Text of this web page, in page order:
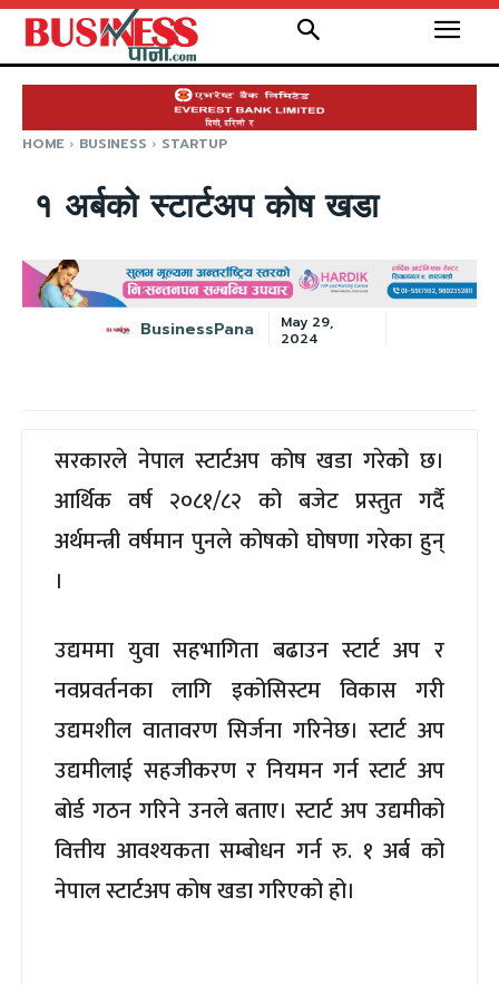
HOME BUSINESS STARTUP
१ अर्बको स्टार्टअप कोष खडा
BusinessPana
May 29,
2024
सरकारले नेपाल स्टार्टअप कोष खडा गरेको छ।
आर्थिक वर्ष २०८१/८२ को बजेट प्रस्तुत गर्दै
अर्थमन्त्री वर्षमान पुनले कोषको घोषणा गरेका हुन्
।
उद्यममा युवा सहभागिता बढाउन स्टार्ट अप र
नवप्रवर्तनका लागि इकोसिस्टम विकास गरी
उद्यमशील वातावरण सिर्जना गरिनेछ। स्टार्ट अप
उद्यमीलाई सहजीकरण र नियमन गर्न स्टार्ट अप
बोर्ड गठन गरिने उनले बताए। स्टार्ट अप उद्यमीको
वित्तीय आवश्यकता सम्बोधन गर्न रु. १ अर्ब को
नेपाल स्टार्टअप कोष खडा गरिएको हो।